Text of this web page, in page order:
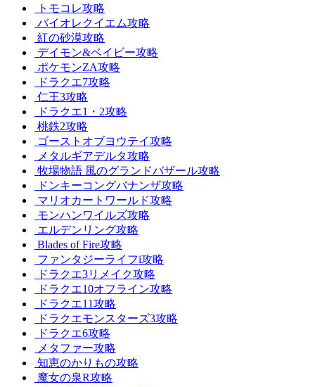
トモコレ攻略
バイオレクイエム攻略
紅の砂漠攻略
デイモン&ベイビー攻略
ポケモンZA攻略
ドラクエ7攻略
仁王3攻略
ドラクエ1・2攻略
桃鉄2攻略
ゴーストオブヨウテイ攻略
メタルギアデルタ攻略
牧場物語 風のグランドバザール攻略
ドンキーコングバナンザ攻略
マリオカートワールド攻略
モンハンワイルズ攻略
エルデンリング攻略
Blades of Fire攻略
ファンタジーライフi攻略
ドラクエ3リメイク攻略
ドラクエ10オフライン攻略
ドラクエ11攻略
ドラクエモンスターズ3攻略
ドラクエ6攻略
メタファー攻略
知恵のかりもの攻略
魔女の泉R攻略